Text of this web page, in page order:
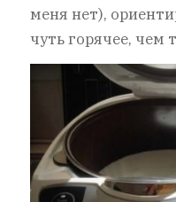
меня нет),
чуть горячее, чем